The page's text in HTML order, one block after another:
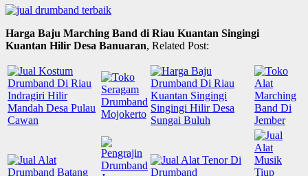
Harga Baju Marching Band di Riau Kuantan Singingi
Kuantan Hilir Desa Banuaran, Related Post: